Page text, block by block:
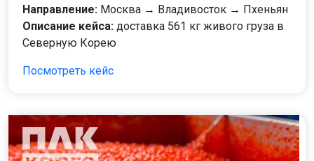
Направление: Москва → Владивосток → Пхеньян
Описание кейса: доставка 561 кг живого груза в
Северную Корею
Посмотреть кейс